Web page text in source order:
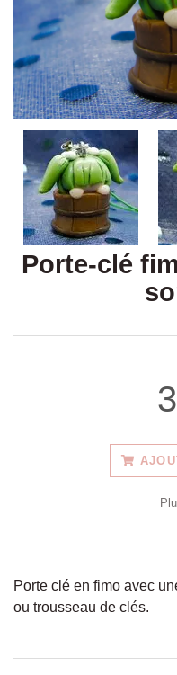
Porte-clé
Porte clé en fimo avec
ou trousseau de clés.